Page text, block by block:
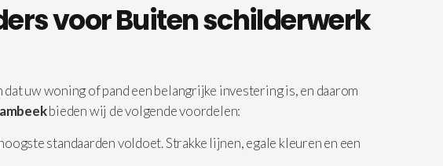
voor Buiten schilderwerk
uw woning of pand een belangrijke investering is, en daarom
bieden wij de volgende voordelen:
standaarden voldoet. Strakke lijnen, egale kleuren en een